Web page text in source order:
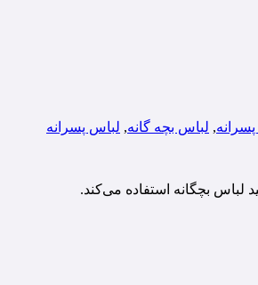
, لباس بچه گانه, لباس پسرانه
لباس بچگانه استفاده می‌کند.